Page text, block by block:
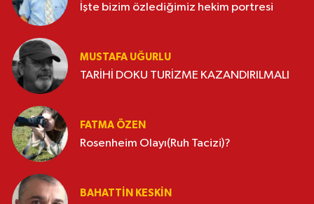
İşte bizim özlediğimiz hekim portresi
MUSTAFA UĞURLU
TARİHİ DOKU TURİZME KAZANDIRILMALI
FATMA ÖZEN
Rosenheim Olayı(Ruh Tacizi)?
BAHATTIN KESKİN